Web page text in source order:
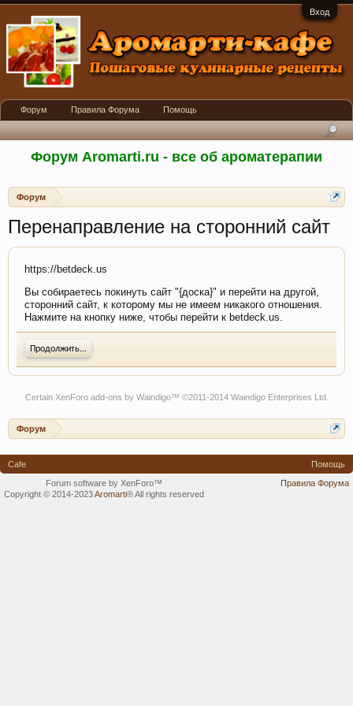
Вход
Форум Aromarti.ru - все об ароматерапии
Форум
Перенаправление на сторонний сайт
https://betdeck.us
Вы собираетесь покинуть сайт "{доска}" и перейти на другой,
сторонний сайт, к которому мы не имеем никакого отношения.
Нажмите на кнопку ниже, чтобы перейти к betdeck.us.
Продолжить...
Certain XenForo add-ons by Waindigo™ ©2011-2014 Waindigo Enterprises Ltd.
Форум
Форум Правила Форума Помощь
Cafe
Помощь
Правила Форума
Forum software by XenForo™
Copyright © 2014-2023Aromarti®All rights reserved